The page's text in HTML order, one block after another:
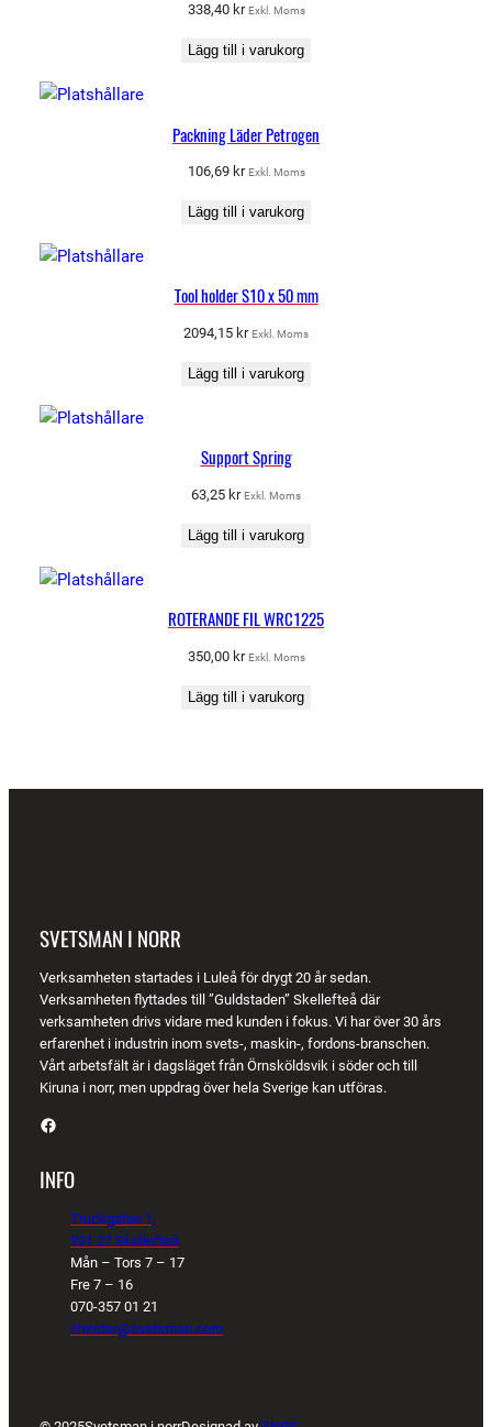
338,40 kr Exkl. Moms
Lägg till i varukorg
Packning Läder Petrogen
106,69 kr Exkl. Moms
Lägg till i varukorg
Tool holder S10 x 50 mm
2094,15 kr Exkl. Moms
Lägg till i varukorg
Support Spring
63,25 kr Exkl. Moms
Lägg till i varukorg
ROTERANDE FIL WRC1225
350,00 kr Exkl. Moms
Lägg till i varukorg
SVETSMAN I NORR
Verksamheten startades i Luleå för drygt 20 år sedan.
Verksamheten flyttades till ”Guldstaden” Skellefteå där
verksamheten drivs vidare med kunden i fokus. Vi har över 30 års
erfarenhet i industrin inom svets-, maskin-, fordons-branschen.
Vårt arbetsfält är i dagsläget från Örnsköldsvik i söder och till
Kiruna i norr, men uppdrag över hela Sverige kan utföras.
Facebook
INFO
Truckgatan 1,
931 27 Skellefteå
Mån – Tors 7 – 17
Fre 7 – 16
070-357 01 21
christer@svetsman.com